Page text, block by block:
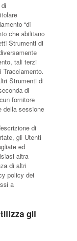
“di
che abilitano
Strumenti di
tali terzi
Tracciamento.
Strumenti di
di
fornitore
della sessione
di
gli Utenti
ed
altra
di altri
policy dei
a
gli